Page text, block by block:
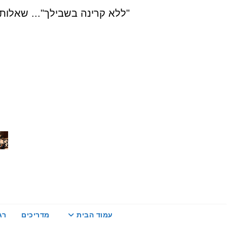
"ללא קרינה בשבילך"... שאלות, הדרכה ויעוץ
עמוד הבית מדריכים